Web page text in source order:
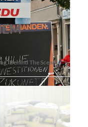
, Behind The Scene